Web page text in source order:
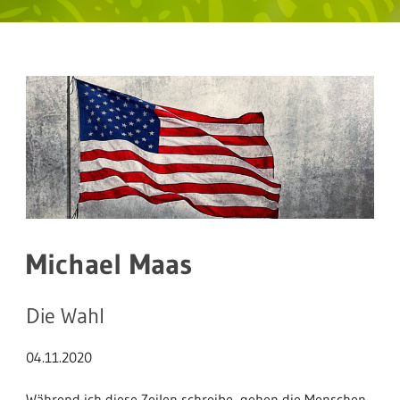
Michael Maas
Die Wahl
04.11.2020